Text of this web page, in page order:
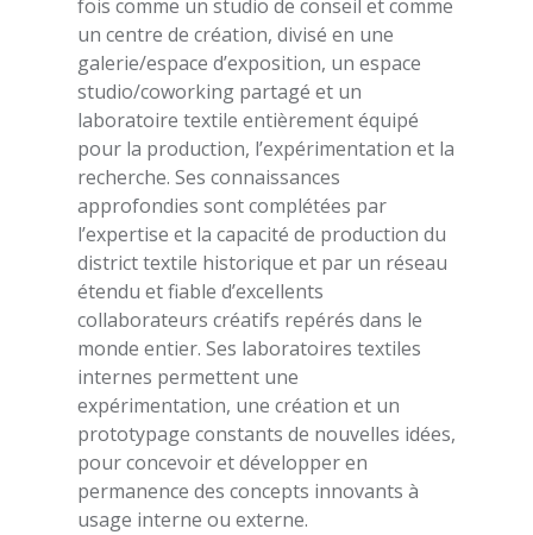
fois comme un studio de conseil et comme
un centre de création, divisé en une
galerie/espace d’exposition, un espace
studio/coworking partagé et un
laboratoire textile entièrement équipé
pour la production, l’expérimentation et la
recherche. Ses connaissances
approfondies sont complétées par
l’expertise et la capacité de production du
district textile historique et par un réseau
étendu et fiable d’excellents
collaborateurs créatifs repérés dans le
monde entier. Ses laboratoires textiles
internes permettent une
expérimentation, une création et un
prototypage constants de nouvelles idées,
pour concevoir et développer en
permanence des concepts innovants à
usage interne ou externe.